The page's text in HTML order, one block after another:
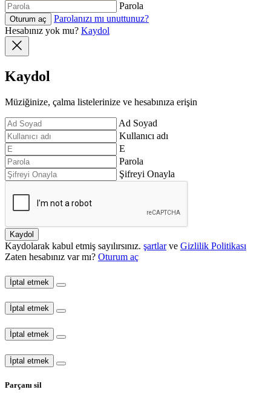
Parola
Oturum aç
Parolanızı mı unuttunuz?
Hesabınız yok mu? Kaydol
Kaydol
Müziğinize, çalma listelerinize ve hesabınıza erişin
Ad Soyad
Kullanıcı adı
E
Parola
Şifreyi Onayla
Kaydol
Kaydolarak kabul etmiş sayılırsınız. şartlar ve Gizlilik Politikası
Zaten hesabınız var mı? Oturum aç
İptal etmek
İptal etmek
İptal etmek
İptal etmek
Parçanı sil